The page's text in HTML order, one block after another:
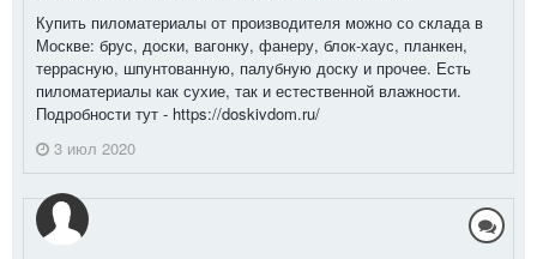
Купить пиломатериалы от производителя можно со склада в
Москве: брус, доски, вагонку, фанеру, блок-хаус, планкен,
террасную, шпунтованную, палубную доску и прочее. Есть
пиломатериалы как сухие, так и естественной влажности.
Подробности тут - https://doskivdom.ru/
3 июл 2020